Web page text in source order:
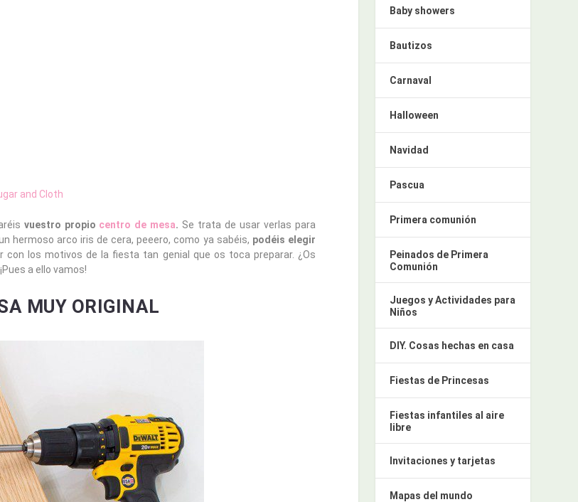
and Cloth
vuestro propio centro de mesa. Se trata de usar verlas para
hermoso arco iris de cera, peeero, como ya sabéis, podéis elegir
con los motivos de la fiesta tan genial que os toca preparar. ¿Os
a ello vamos!
MUY ORIGINAL
Baby showers
Bautizos
Carnaval
Halloween
Navidad
Pascua
Primera comunión
Peinados de Primera
Comunión
Juegos y Actividades para
Niños
DIY. Cosas hechas en casa
Fiestas de Princesas
Fiestas infantiles al aire
libre
Invitaciones y tarjetas
Mapas del mundo